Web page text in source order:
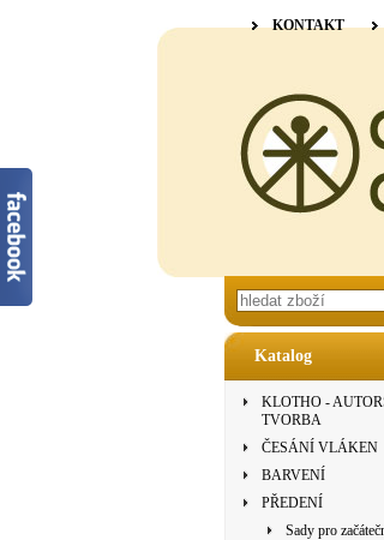
Katalog
KLOTHO -
TVORBA
ČESÁNÍ VLÁKEN
BARVENÍ
PŘEDENÍ
Sady pro
KONTAKT